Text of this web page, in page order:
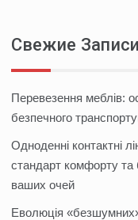
Свежие Записи
Перевезення меблів:
безпечного
Одноденні контактні
стандарт комфорту та
ваших очей
Еволюція